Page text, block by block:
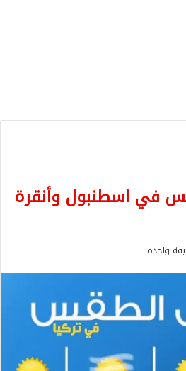
في اسطنبول وأنقرة
واحدة